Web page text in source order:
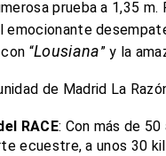
prueba a 1,35
emocionante
con “Lousiana” y la
de Madrid La
RACE: Con más de
ecuestre, a unos 30